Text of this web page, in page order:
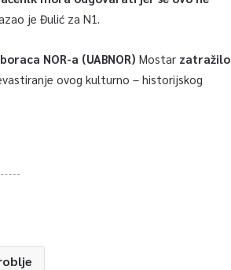
je Đulić za N1.
NOR-a (UABNOR) Mostarzatražilo
ovog kulturno – historijskog